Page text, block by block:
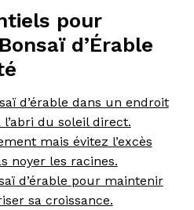
pour
d’Érable
d’érable dans un endroit
du soleil direct.
mais évitez l’excès
noyer les racines.
d’érable pour maintenir
sa croissance.